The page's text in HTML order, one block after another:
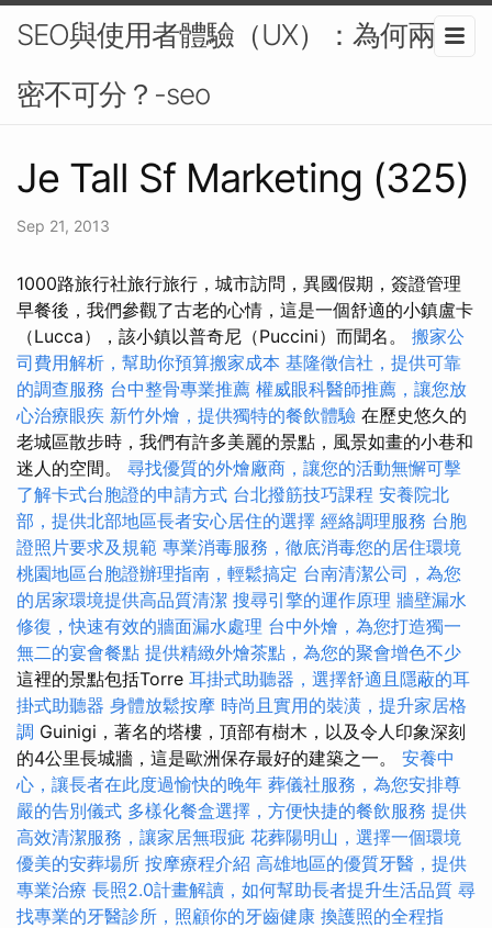
SEO與使用者體驗（UX）：為何兩者
密不可分？-seo
Je Tall Sf Marketing (325)
Sep 21, 2013
1000路旅行社旅行旅行，城市訪問，異國假期，簽證管理
早餐後，我們參觀了古老的心情，這是一個舒適的小鎮盧卡
（Lucca），該小鎮以普奇尼（Puccini）而聞名。 搬家公
司費用解析，幫助你預算搬家成本 基隆徵信社，提供可靠
的調查服務 台中整骨專業推薦 權威眼科醫師推薦，讓您放
心治療眼疾 新竹外燴，提供獨特的餐飲體驗 在歷史悠久的
老城區散步時，我們有許多美麗的景點，風景如畫的小巷和
迷人的空間。 尋找優質的外燴廠商，讓您的活動無懈可擊
了解卡式台胞證的申請方式 台北撥筋技巧課程 安養院北
部，提供北部地區長者安心居住的選擇 經絡調理服務 台胞
證照片要求及規範 專業消毒服務，徹底消毒您的居住環境
桃園地區台胞證辦理指南，輕鬆搞定 台南清潔公司，為您
的居家環境提供高品質清潔 搜尋引擎的運作原理 牆壁漏水
修復，快速有效的牆面漏水處理 台中外燴，為您打造獨一
無二的宴會餐點 提供精緻外燴茶點，為您的聚會增色不少
這裡的景點包括Torre 耳掛式助聽器，選擇舒適且隱蔽的耳
掛式助聽器 身體放鬆按摩 時尚且實用的裝潢，提升家居格
調 Guinigi，著名的塔樓，頂部有樹木，以及令人印象深刻
的4公里長城牆，這是歐洲保存最好的建築之一。 安養中
心，讓長者在此度過愉快的晚年 葬儀社服務，為您安排尊
嚴的告別儀式 多樣化餐盒選擇，方便快捷的餐飲服務 提供
高效清潔服務，讓家居無瑕疵 花葬陽明山，選擇一個環境
優美的安葬場所 按摩療程介紹 高雄地區的優質牙醫，提供
專業治療 長照2.0計畫解讀，如何幫助長者提升生活品質 尋
找專業的牙醫診所，照顧你的牙齒健康 換護照的全程指